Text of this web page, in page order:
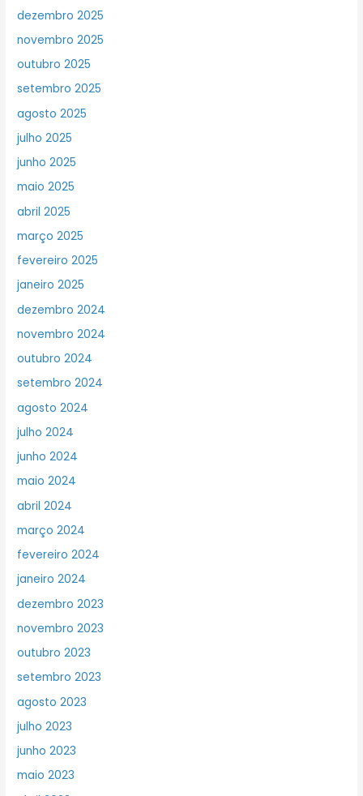
dezembro 2025
novembro 2025
outubro 2025
setembro 2025
agosto 2025
julho 2025
junho 2025
maio 2025
abril 2025
março 2025
fevereiro 2025
janeiro 2025
dezembro 2024
novembro 2024
outubro 2024
setembro 2024
agosto 2024
julho 2024
junho 2024
maio 2024
abril 2024
março 2024
fevereiro 2024
janeiro 2024
dezembro 2023
novembro 2023
outubro 2023
setembro 2023
agosto 2023
julho 2023
junho 2023
maio 2023